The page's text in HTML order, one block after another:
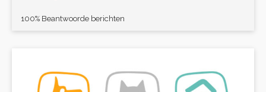
100% Beantwoorde berichten